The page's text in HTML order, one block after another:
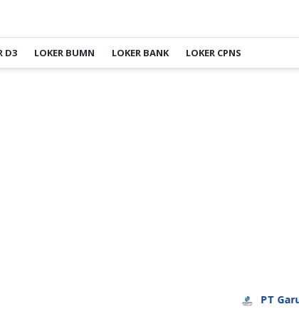
D3 LOKER BUMN LOKER BANK LOKER CPNS
PT Garuda